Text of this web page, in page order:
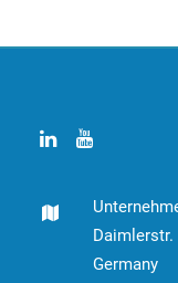
Daimlerstr.
Germany